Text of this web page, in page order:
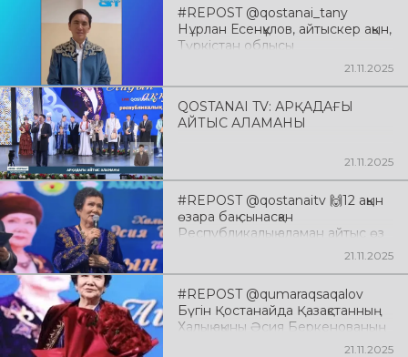
#REPOST @qostanai_tany
Нұрлан Есенқұлов, айтыскер ақын,
Түркістан облысы
21.11.2025
QOSTANAI TV: АРҚАДАҒЫ
АЙТЫС АЛАМАНЫ
21.11.2025
#REPOST @qostanaitv 🙌12 ақын
өзара бақ сынасқан
Республикалық аламан айтыс өз
21.11.2025
#REPOST @qumaraqsaqalov
Бүгін Қостанайда Қазақстанның
Халық ақыны Әсия Беркенованың
75 жас мерейтойына арналған
21.11.2025